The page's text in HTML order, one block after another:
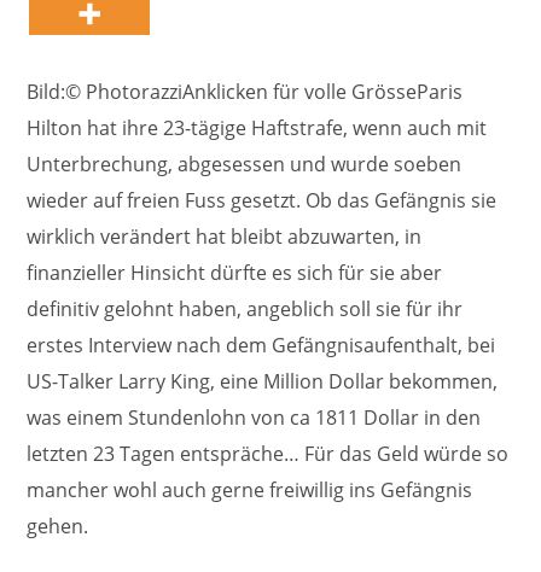
Bild:© PhotorazziAnklicken für volle GrösseParis
Hilton hat ihre 23-tägige Haftstrafe, wenn auch mit
Unterbrechung, abgesessen und wurde soeben
wieder auf freien Fuss gesetzt. Ob das Gefängnis sie
wirklich verändert hat bleibt abzuwarten, in
finanzieller Hinsicht dürfte es sich für sie aber
definitiv gelohnt haben, angeblich soll sie für ihr
erstes Interview nach dem Gefängnisaufenthalt, bei
US-Talker Larry King, eine Million Dollar bekommen,
was einem Stundenlohn von ca 1811 Dollar in den
letzten 23 Tagen entspräche… Für das Geld würde so
mancher wohl auch gerne freiwillig ins Gefängnis
gehen.